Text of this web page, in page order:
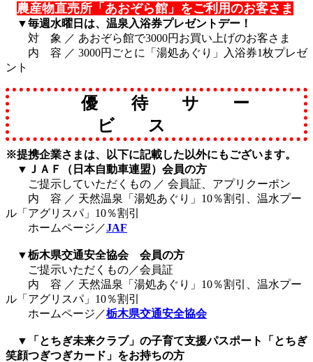
農産物直売所「あおぞら館」をご利用のお客さま
▼毎週水曜日は、温泉入浴券プレゼントデー！
対 象 ／ あおぞら館で3000円お買い上げのお客さま
内 容 ／ 3000円ごとに「湯処あぐり」入浴券1枚プレゼ
ント
優 待 サ ー
ビ ス
※提携企業さまは、以下に記載した以外にもございます。
▼ＪＡＦ（日本自動車連盟）会員の方
ご提示していただくもの ／ 会員証、アプリクーポン
内 容 ／ 天然温泉「湯処あぐり」10％割引、温水プー
ル「アグリスパ」10％割引
ホームページ／JAF
▼栃木県交通安全協会 会員の方
ご提示いただくもの／会員証
内 容 ／ 天然温泉「湯処あぐり」10％割引、温水プー
ル「アグリスパ」10％割引
ホームページ／栃木県交通安全協会
▼「とちぎ未来クラブ」の子育て支援パスポート「とちぎ
笑顔つぎつぎカード」をお持ちの方